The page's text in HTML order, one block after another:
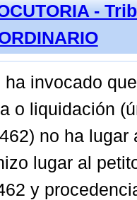
-
invocado
o liquidación
no ha
lugar al
y